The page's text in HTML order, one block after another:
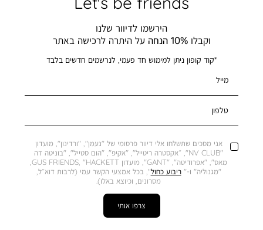
הירשמו לדיוור שלנו
וקבלו10% הנחה על היתרה לרכישה באתר
*קוד קופון ניתן למימוש חד פעמי, לנרשמים חדשים בלבד
מייל
טלפון
אני מסכים שתשלחו אלי דיוור פרסומי של "נעמן", "ורדינון", מועדון
"NV CLUB", ״אקסטרה ריטייל", "אקיפ", "הום סטייל", "בוניטה דה
מאס", "אפרודיטה", "GANT", מועדון GUS FRIENDS, "HACKETT,
"מגנוליה" ו-" ריבוע כחול", בכל אמצעי הקשר עמי (לרבות דוא״ל,
מסרונים, וכיוצא באלו).
צרפו אותי